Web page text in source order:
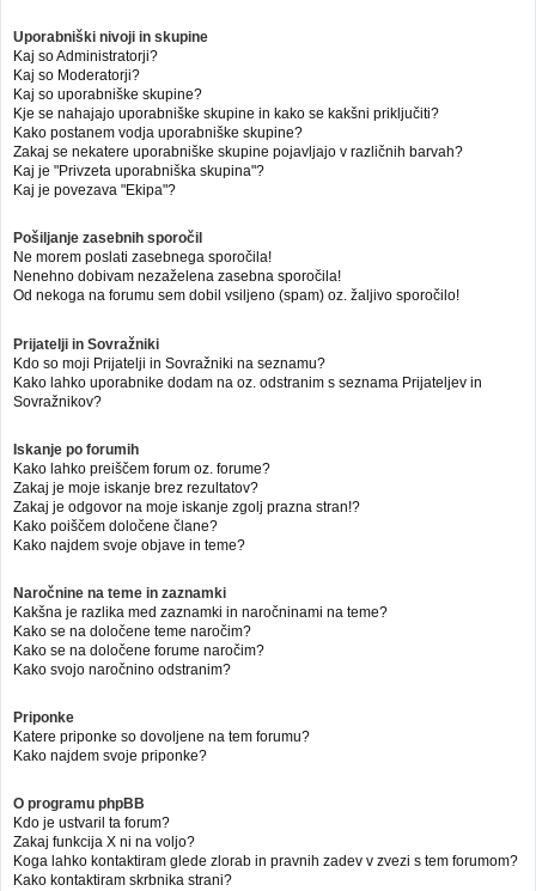
Uporabniški nivoji in skupine
Kaj so Administratorji?
Kaj so Moderatorji?
Kaj so uporabniške skupine?
Kje se nahajajo uporabniške skupine in kako se kakšni priključiti?
Kako postanem vodja uporabniške skupine?
Zakaj se nekatere uporabniške skupine pojavljajo v različnih barvah?
Kaj je "Privzeta uporabniška skupina"?
Kaj je povezava "Ekipa"?
Pošiljanje zasebnih sporočil
Ne morem poslati zasebnega sporočila!
Nenehno dobivam nezaželena zasebna sporočila!
Od nekoga na forumu sem dobil vsiljeno (spam) oz. žaljivo sporočilo!
Prijatelji in Sovražniki
Kdo so moji Prijatelji in Sovražniki na seznamu?
Kako lahko uporabnike dodam na oz. odstranim s seznama Prijateljev in
Sovražnikov?
Iskanje po forumih
Kako lahko preiščem forum oz. forume?
Zakaj je moje iskanje brez rezultatov?
Zakaj je odgovor na moje iskanje zgolj prazna stran!?
Kako poiščem določene člane?
Kako najdem svoje objave in teme?
Naročnine na teme in zaznamki
Kakšna je razlika med zaznamki in naročninami na teme?
Kako se na določene teme naročim?
Kako se na določene forume naročim?
Kako svojo naročnino odstranim?
Priponke
Katere priponke so dovoljene na tem forumu?
Kako najdem svoje priponke?
O programu phpBB
Kdo je ustvaril ta forum?
Zakaj funkcija X ni na voljo?
Koga lahko kontaktiram glede zlorab in pravnih zadev v zvezi s tem forumom?
Kako kontaktiram skrbnika strani?